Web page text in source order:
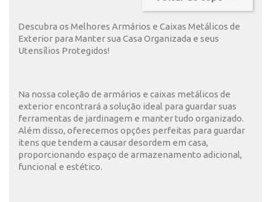
Descubra os Melhores Armários e Caixas Metálicos de
Exterior para Manter sua Casa Organizada e seus
Utensílios Protegidos!
Na nossa coleção de armários e caixas metálicos de
exterior encontrará a solução ideal para guardar suas
ferramentas de jardinagem e manter tudo organizado.
Além disso, oferecemos opções perfeitas para guardar
itens que tendem a causar desordem em casa,
proporcionando espaço de armazenamento adicional,
funcional e estético.